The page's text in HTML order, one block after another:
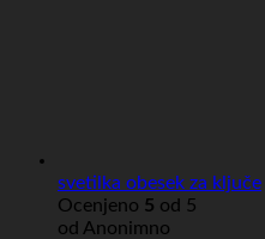
svetilka obesek za ključe
Ocenjeno 5 od 5
od Anonimno